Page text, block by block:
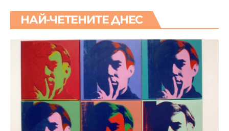
НАЙ-ЧЕТЕНИТЕ ДНЕС